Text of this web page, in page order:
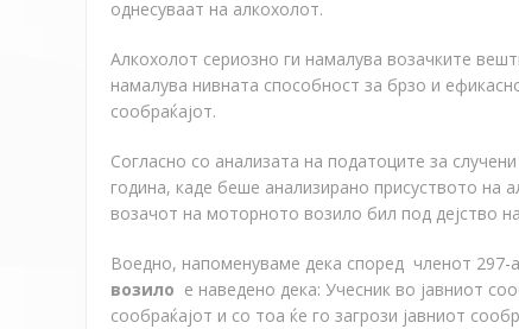
однесуваат на алкохолот.
Алкохолот сериозно ги намалува возачките
намалува нивната способност за брзо и
сообраќајот.
Согласно со анализата на податоците за
година, каде беше анализирано присуството на
возачот на моторното возило бил под дејство
Воедно, напоменуваме дека според членот 297-
возило е наведено дека: Учесник во јавниот
сообраќајот и со тоа ќе го загрози јавниот